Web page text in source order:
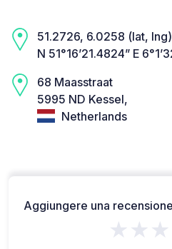
51.2726, 6.0258 (lat, lng)
N 51°16’21.4824” E
68 Maasstraat
5995 ND Kessel,
Netherlands
Aggiungere una